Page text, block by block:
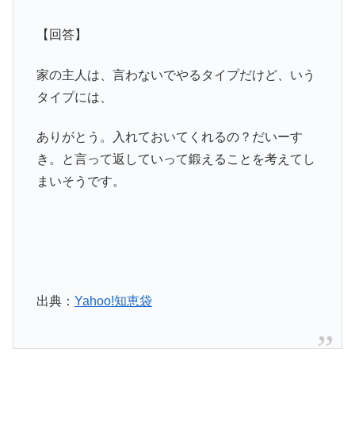
【回答】
家の主人は、言わないでやるタイプだけど、いう
タイプには、
ありがとう。入れておいてくれるの？だいーす
き。と言って返していって鍛えることを考えてし
まいそうです。
出典： Yahoo!知恵袋